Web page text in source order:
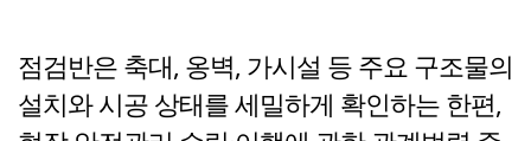
점검반은 축대, 옹벽, 가시설 등 주요 구조물의
설치와 시공 상태를 세밀하게 확인하는 한편,